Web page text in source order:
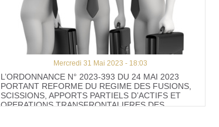
Mercredi 31 Mai 2023 - 18:03
L’ORDONNANCE N° 2023-393 DU 24 MAI 2023
PORTANT REFORME DU REGIME DES FUSIONS,
SCISSIONS, APPORTS PARTIELS D’ACTIFS ET
OPERATIONS TRANSFRONTALIERES DES